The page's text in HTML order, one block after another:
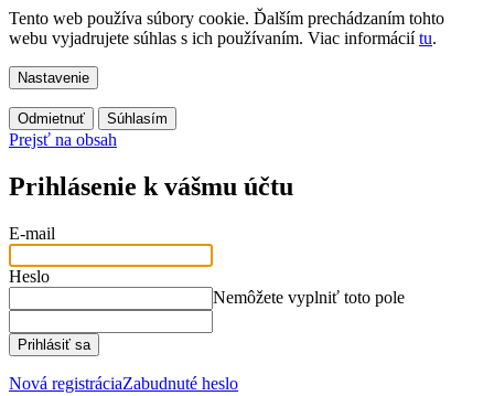
Tento web používa súbory cookie. Ďalším prechádzaním tohto
webu vyjadrujete súhlas s ich používaním. Viac informáciítu.
Nastavenie
Odmietnuť Súhlasím
Prejsť na obsah
Prihlásenie k vášmu účtu
E-mail
Heslo
Nemôžete vyplniť toto pole
Prihlásiť sa
Nová registráciaZabudnuté heslo